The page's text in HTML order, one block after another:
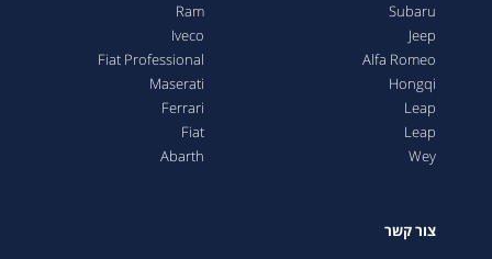
Subaru
Jeep
Alfa Romeo
Hongqi
Leap
Leap
Wey
Ram
Iveco
Fiat Professional
Maserati
Ferrari
Fiat
Abarth
צור קשר